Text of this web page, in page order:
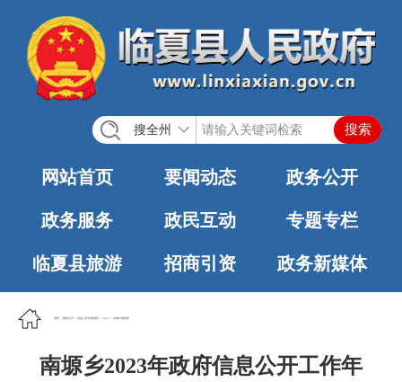
搜全州
网站首页 要闻动态 政务公开
政务服务 政民互动 专题专栏
临夏县旅游 招商引资 政务新媒体
首页 政务公开 信息公开年度报告 2023 乡镇年度报告
南塬乡2023年政府信息公开工作年